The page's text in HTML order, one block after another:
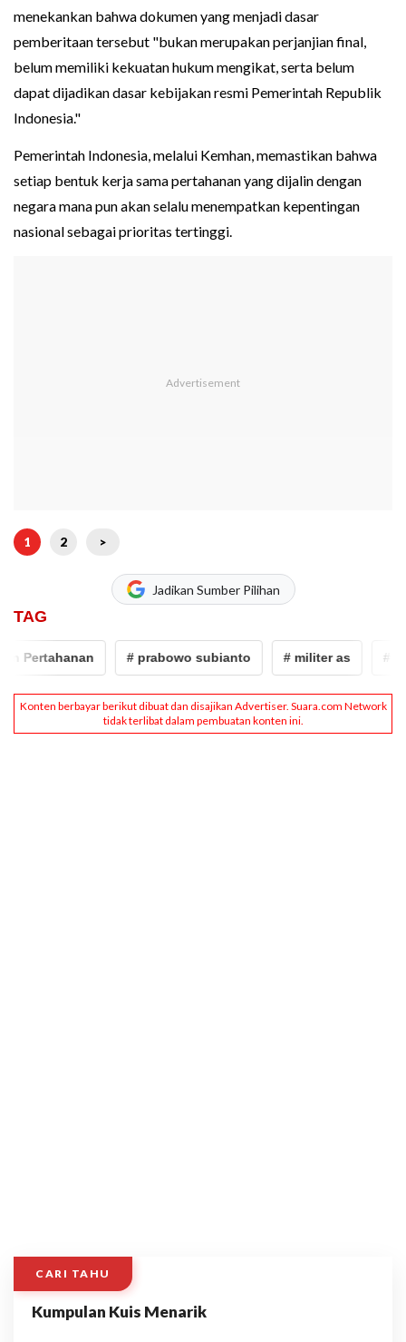
menekankan bahwa dokumen yang menjadi dasar
pemberitaan tersebut "bukan merupakan perjanjian final,
belum memiliki kekuatan hukum mengikat, serta belum
dapat dijadikan dasar kebijakan resmi Pemerintah Republik
Indonesia."
Pemerintah Indonesia, melalui Kemhan, memastikan bahwa
setiap bentuk kerja sama pertahanan yang dijalin dengan
negara mana pun akan selalu menempatkan kepentingan
nasional sebagai prioritas tertinggi.
1 2 >
Jadikan Sumber Pilihan
TAG
# prabowo subianto # militer as #
CARI TAHU
Kumpulan Kuis Menarik